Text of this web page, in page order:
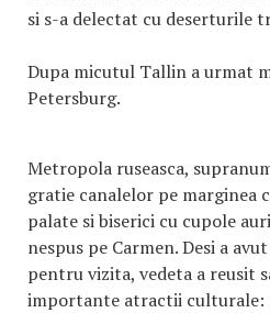
si s-a delectat cu deserturile
Dupa micutul Tallin a urmat
Petersburg.
Metropola ruseasca,
gratie canalelor pe marginea
palate si biserici cu cupole
nespus pe Carmen. Desi a
pentru vizita, vedeta a reusit
importante atractii culturale: